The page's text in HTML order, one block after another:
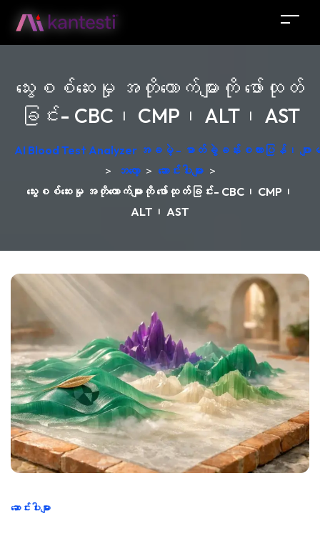
သွေးစစ်ဆေးမှု အတိုကောက်များကို ဖော်ထုတ်
ခြင်း- CBC၊ CMP၊ ALT၊ AST
AI Blood Test Analyzer အခမဲ့ - ဓာတ်ခွဲခန်းစကားပြန်၊
> ဘလော့ > ဆောင်းပါးများ >
သွေးစစ်ဆေးမှု အတိုကောက်များကို ဖော်ထုတ်ခြင်း- CBC၊ CMP၊
ALT၊ AST
ဆောင်းပါးများ